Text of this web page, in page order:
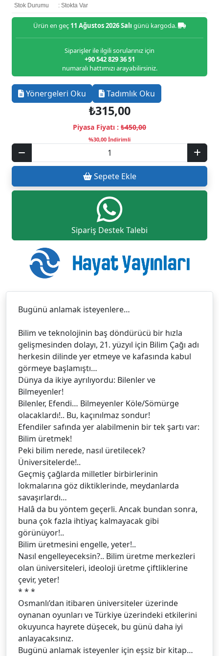
Stok Durumu : Stokta Var
Ürün en geç 11 Ağustos 2026 Salı günü kargoda.
Siparişler ile ilgili sorularınız için
+90 542 829 36 51
numaralı hattımızı arayabilirsiniz.
Yönergeleri Oku Tadımlık Oku
₺315,00
Piyasa Fiyatı : ₺450,00
%30,00 İndirimli
Sepete Ekle
Sipariş Destek Talebi
Bugünü anlamak isteyenlere…
Bilim ve teknolojinin baş döndürücü bir hızla
gelişmesinden dolayı, 21. yüzyıl için Bilim Çağı adı
herkesin dilinde yer etmeye ve kafasında kabul
görmeye başlamıştı…
Dünya da ikiye ayrılıyordu: Bilenler ve
Bilmeyenler!
Bilenler, Efendi… Bilmeyenler Köle/Sömürge
olacaklardı!.. Bu, kaçınılmaz sondur!
Efendiler safında yer alabilmenin bir tek şartı var:
Bilim üretmek!
Peki bilim nerede, nasıl üretilecek?
Üniversitelerde!..
Geçmiş çağlarda milletler birbirlerinin
lokmalarına göz diktiklerinde, meydanlarda
savaşırlardı…
Halâ da bu yöntem geçerli. Ancak bundan sonra,
buna çok fazla ihtiyaç kalmayacak gibi
görünüyor!..
Bilim üretmesini engelle, yeter!..
Nasıl engelleyeceksin?.. Bilim üretme merkezleri
olan üniversiteleri, ideoloji üretme çiftliklerine
çevir, yeter!
* * *
Osmanlı’dan itibaren üniversiteler üzerinde
oynanan oyunları ve Türkiye üzerindeki etkilerini
okuyunca hayrete düşecek, bu günü daha iyi
anlayacaksınız.
Bugünü anlamak isteyenler için eşsiz bir kitap…